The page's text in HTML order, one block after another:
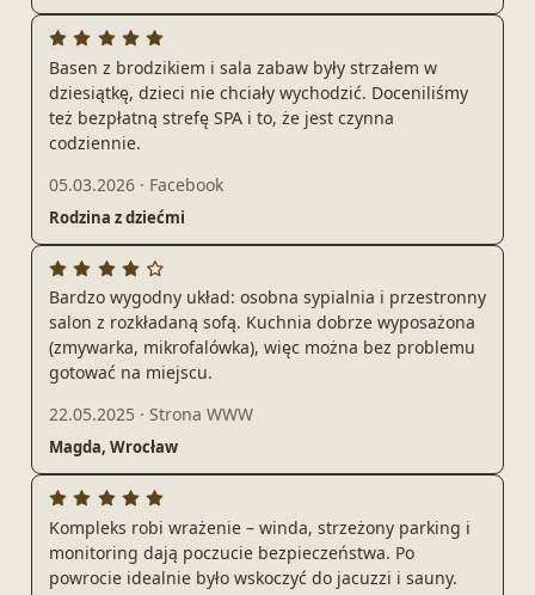
Basen z brodzikiem i sala zabaw były strzałem w
dziesiątkę, dzieci nie chciały wychodzić. Doceniliśmy
też bezpłatną strefę SPA i to, że jest czynna
codziennie.
05.03.2026 · Facebook
Rodzina z dziećmi
Bardzo wygodny układ: osobna sypialnia i przestronny
salon z rozkładaną sofą. Kuchnia dobrze wyposażona
(zmywarka, mikrofalówka), więc można bez problemu
gotować na miejscu.
22.05.2025 · Strona WWW
Magda, Wrocław
Kompleks robi wrażenie – winda, strzeżony parking i
monitoring dają poczucie bezpieczeństwa. Po
powrocie idealnie było wskoczyć do jacuzzi i sauny.